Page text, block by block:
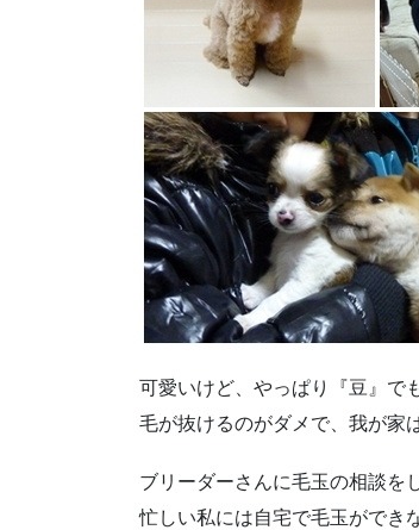
可愛いけど、やっぱり『豆』で
毛が抜けるのがダメで、我が家
ブリーダーさんに毛玉の相談を
忙しい私には自宅で毛玉ができ